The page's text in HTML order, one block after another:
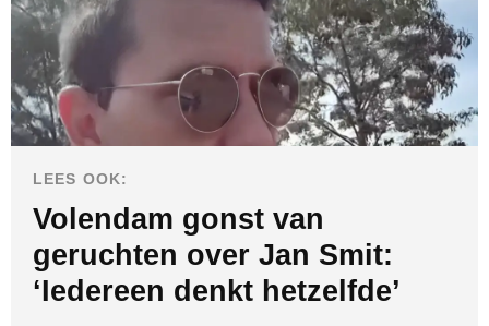
LEES OOK:
Volendam gonst van
geruchten over Jan Smit:
‘Iedereen denkt hetzelfde’